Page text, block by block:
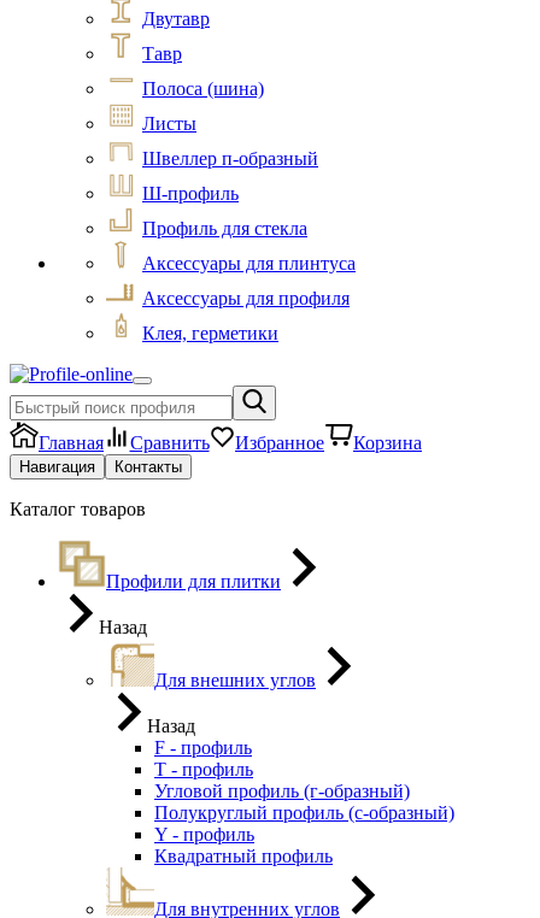
Двутавр
Тавр
Полоса (шина)
Листы
Швеллер п-образный
Ш-профиль
Профиль для стекла
Аксессуары для плинтуса
Аксессуары для профиля
Клея, герметики
Главная Сравнить Избранное Корзина
Навигация Контакты
Каталог товаров
Профили для плитки
Назад
Для внешних углов
Назад
F - профиль
Т - профиль
Угловой профиль (г-образный)
Полукруглый профиль (с-образный)
Y - профиль
Квадратный профиль
Для внутренних углов